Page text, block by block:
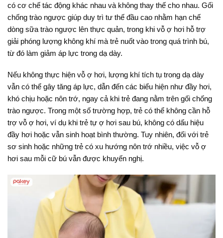
có cơ chế tác động khác nhau và không thay thế cho nhau. Gối
chống trào ngược giúp duy trì tư thế đầu cao nhằm hạn chế
dòng sữa trào ngược lên thực quản, trong khi vỗ ợ hơi hỗ trợ
giải phóng lượng không khí mà trẻ nuốt vào trong quá trình bú,
từ đó làm giảm áp lực trong dạ dày.
Nếu không thực hiện vỗ ợ hơi, lượng khí tích tụ trong dạ dày
vẫn có thể gây tăng áp lực, dẫn đến các biểu hiện như đầy hơi,
khó chịu hoặc nôn trớ, ngay cả khi trẻ đang nằm trên gối chống
trào ngược. Trong một số trường hợp, trẻ có thể không cần hỗ
trợ vỗ ợ hơi, ví dụ khi trẻ tự ợ hơi sau bú, không có dấu hiệu
đầy hơi hoặc vẫn sinh hoạt bình thường. Tuy nhiên, đối với trẻ
sơ sinh hoặc những trẻ có xu hướng nôn trớ nhiều, việc vỗ ợ
hơi sau mỗi cữ bú vẫn được khuyến nghị.